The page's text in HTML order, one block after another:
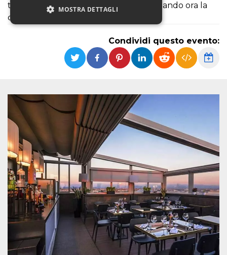
terrazza più alta dell'Esquilino, acquistando ora la
cena in offerta promo!
Condividi questo evento:
MOSTRA DETTAGLI
Necessari Marketing
I cookie strettamente necessari o tecnici sono
Provider /
Dominio
cf_clearance
Cloudflare,
Inc.
.oooh.events
1 anno
Cookie from
CloudFlare
stores the proof
of challenge
used to no
longer issue a
captcha or
jschallenge
challenge if
present. It is
required to
reach origin
server.
wordpress_test_cookie
Automattic
Sessione
Cookie di
Wordpress,